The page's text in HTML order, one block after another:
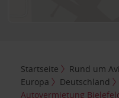
Startseite Rund um
Europa
Deutschland
Autovermietung